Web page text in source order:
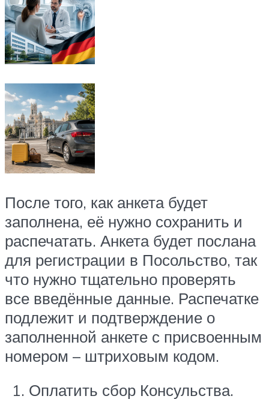
После того, как анкета будет
заполнена, её нужно сохранить и
распечатать. Анкета будет послана
для регистрации в Посольство, так
что нужно тщательно проверять
все введённые данные. Распечатке
подлежит и подтверждение о
заполненной анкете с присвоенным
номером – штриховым кодом.
Оплатить сбор Консульства.